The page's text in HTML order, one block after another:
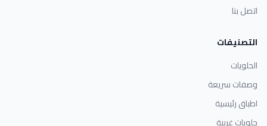
اتصل بنا
التصنيفات
الحلويات
وصفات سريعة
اطباق رئيسية
حلويات غربية